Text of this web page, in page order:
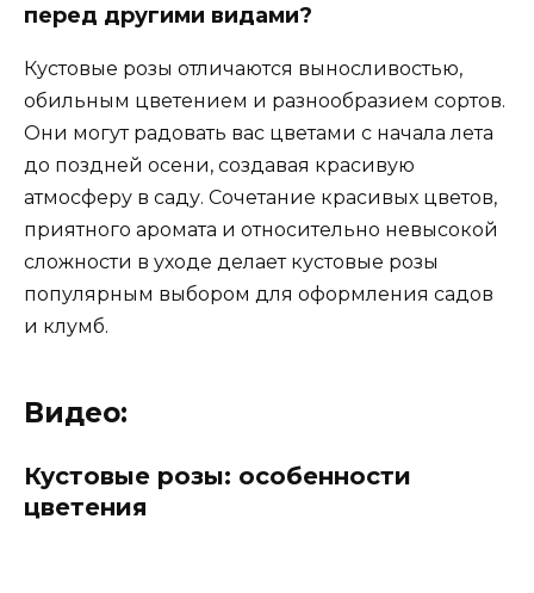
перед другими видами?
Кустовые розы отличаются выносливостью,
обильным цветением и разнообразием сортов.
Они могут радовать вас цветами с начала лета
до поздней осени, создавая красивую
атмосферу в саду. Сочетание красивых цветов,
приятного аромата и относительно невысокой
сложности в уходе делает кустовые розы
популярным выбором для оформления садов
и клумб.
Видео:
Кустовые розы: особенности
цветения